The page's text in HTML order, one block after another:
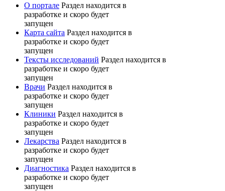
О портале Раздел находится в
разработке и скоро будет
запущен
Карта сайта Раздел находится в
разработке и скоро будет
запущен
Тексты исследований Раздел находится в
разработке и скоро будет
запущен
Врачи Раздел находится в
разработке и скоро будет
запущен
Клиники Раздел находится в
разработке и скоро будет
запущен
Лекарства Раздел находится в
разработке и скоро будет
запущен
Диагностика Раздел находится в
разработке и скоро будет
запущен